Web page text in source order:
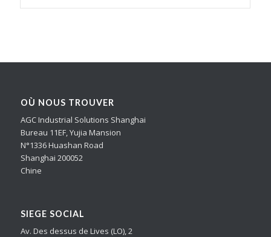
OÙ NOUS TROUVER
AGC Industrial Solutions Shanghai
Bureau 11EF, Yujia Mansion
N°1336 Huashan Road
Shanghai 200052
Chine
SIEGE SOCIAL
Av. Des dessus de Lives (LO), 2